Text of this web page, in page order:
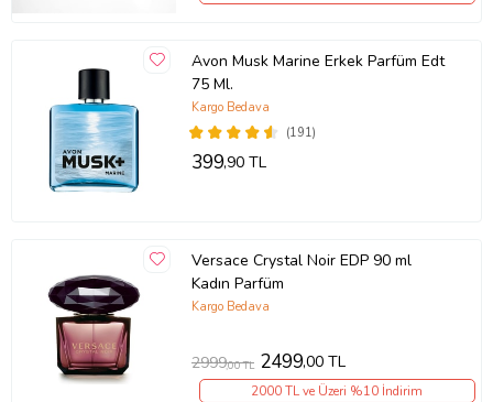
Avon Musk Marine Erkek Parfüm Edt
75 Ml.
(191)
Kargo Bedava
399,90 TL
Versace Crystal Noir EDP 90 ml
Kadın Parfüm
Kargo Bedava
2999,00 TL 2499,00 TL
2000 TL ve Üzeri %10 İndirim